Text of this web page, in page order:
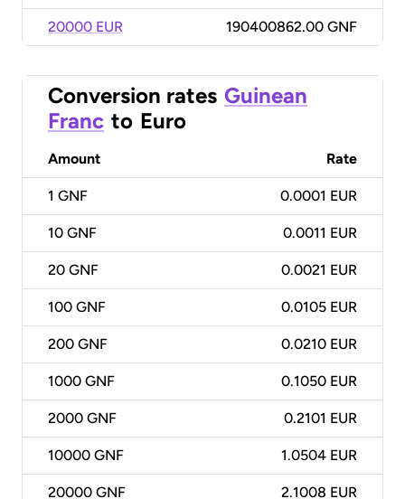
20000 EUR 190400862.00 GNF
Conversion rates Guinean
Franc to Euro
Amount Rate
1 GNF 0.0001 EUR
10 GNF 0.0011 EUR
20 GNF 0.0021 EUR
100 GNF 0.0105 EUR
200 GNF 0.0210 EUR
1000 GNF 0.1050 EUR
2000 GNF 0.2101 EUR
10000 GNF 1.0504 EUR
20000 GNF 2.1008 EUR